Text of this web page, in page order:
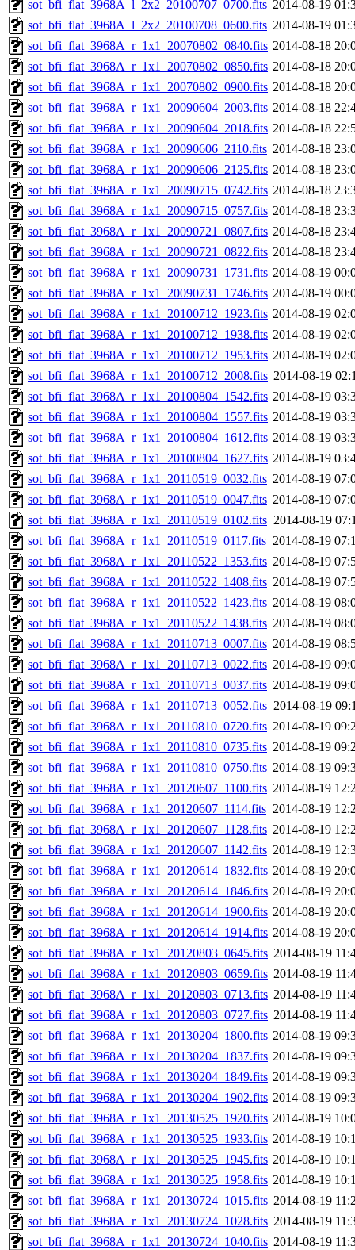
sot_bfi_flat_3968A_l_2x2_20100707_0700.fits 2014-08-19
sot_bfi_flat_3968A_l_2x2_20100708_0600.fits 2014-08-19
sot_bfi_flat_3968A_r_1x1_20070802_0840.fits 2014-08-18
sot_bfi_flat_3968A_r_1x1_20070802_0850.fits 2014-08-18
sot_bfi_flat_3968A_r_1x1_20070802_0900.fits 2014-08-18
sot_bfi_flat_3968A_r_1x1_20090604_2003.fits 2014-08-18
sot_bfi_flat_3968A_r_1x1_20090604_2018.fits 2014-08-18
sot_bfi_flat_3968A_r_1x1_20090606_2110.fits 2014-08-18
sot_bfi_flat_3968A_r_1x1_20090606_2125.fits 2014-08-18
sot_bfi_flat_3968A_r_1x1_20090715_0742.fits 2014-08-18
sot_bfi_flat_3968A_r_1x1_20090715_0757.fits 2014-08-18
sot_bfi_flat_3968A_r_1x1_20090721_0807.fits 2014-08-18
sot_bfi_flat_3968A_r_1x1_20090721_0822.fits 2014-08-18
sot_bfi_flat_3968A_r_1x1_20090731_1731.fits 2014-08-19
sot_bfi_flat_3968A_r_1x1_20090731_1746.fits 2014-08-19
sot_bfi_flat_3968A_r_1x1_20100712_1923.fits 2014-08-19
sot_bfi_flat_3968A_r_1x1_20100712_1938.fits 2014-08-19
sot_bfi_flat_3968A_r_1x1_20100712_1953.fits 2014-08-19
sot_bfi_flat_3968A_r_1x1_20100712_2008.fits 2014-08-19
sot_bfi_flat_3968A_r_1x1_20100804_1542.fits 2014-08-19
sot_bfi_flat_3968A_r_1x1_20100804_1557.fits 2014-08-19
sot_bfi_flat_3968A_r_1x1_20100804_1612.fits 2014-08-19
sot_bfi_flat_3968A_r_1x1_20100804_1627.fits 2014-08-19
sot_bfi_flat_3968A_r_1x1_20110519_0032.fits 2014-08-19
sot_bfi_flat_3968A_r_1x1_20110519_0047.fits 2014-08-19
sot_bfi_flat_3968A_r_1x1_20110519_0102.fits 2014-08-19
sot_bfi_flat_3968A_r_1x1_20110519_0117.fits 2014-08-19
sot_bfi_flat_3968A_r_1x1_20110522_1353.fits 2014-08-19
sot_bfi_flat_3968A_r_1x1_20110522_1408.fits 2014-08-19
sot_bfi_flat_3968A_r_1x1_20110522_1423.fits 2014-08-19
sot_bfi_flat_3968A_r_1x1_20110522_1438.fits 2014-08-19
sot_bfi_flat_3968A_r_1x1_20110713_0007.fits 2014-08-19
sot_bfi_flat_3968A_r_1x1_20110713_0022.fits 2014-08-19
sot_bfi_flat_3968A_r_1x1_20110713_0037.fits 2014-08-19
sot_bfi_flat_3968A_r_1x1_20110713_0052.fits 2014-08-19
sot_bfi_flat_3968A_r_1x1_20110810_0720.fits 2014-08-19
sot_bfi_flat_3968A_r_1x1_20110810_0735.fits 2014-08-19
sot_bfi_flat_3968A_r_1x1_20110810_0750.fits 2014-08-19
sot_bfi_flat_3968A_r_1x1_20120607_1100.fits 2014-08-19
sot_bfi_flat_3968A_r_1x1_20120607_1114.fits 2014-08-19
sot_bfi_flat_3968A_r_1x1_20120607_1128.fits 2014-08-19
sot_bfi_flat_3968A_r_1x1_20120607_1142.fits 2014-08-19
sot_bfi_flat_3968A_r_1x1_20120614_1832.fits 2014-08-19
sot_bfi_flat_3968A_r_1x1_20120614_1846.fits 2014-08-19
sot_bfi_flat_3968A_r_1x1_20120614_1900.fits 2014-08-19
sot_bfi_flat_3968A_r_1x1_20120614_1914.fits 2014-08-19
sot_bfi_flat_3968A_r_1x1_20120803_0645.fits 2014-08-19
sot_bfi_flat_3968A_r_1x1_20120803_0659.fits 2014-08-19
sot_bfi_flat_3968A_r_1x1_20120803_0713.fits 2014-08-19
sot_bfi_flat_3968A_r_1x1_20120803_0727.fits 2014-08-19
sot_bfi_flat_3968A_r_1x1_20130204_1800.fits 2014-08-19
sot_bfi_flat_3968A_r_1x1_20130204_1837.fits 2014-08-19
sot_bfi_flat_3968A_r_1x1_20130204_1849.fits 2014-08-19
sot_bfi_flat_3968A_r_1x1_20130204_1902.fits 2014-08-19
sot_bfi_flat_3968A_r_1x1_20130525_1920.fits 2014-08-19
sot_bfi_flat_3968A_r_1x1_20130525_1933.fits 2014-08-19
sot_bfi_flat_3968A_r_1x1_20130525_1945.fits 2014-08-19
sot_bfi_flat_3968A_r_1x1_20130525_1958.fits 2014-08-19
sot_bfi_flat_3968A_r_1x1_20130724_1015.fits 2014-08-19
sot_bfi_flat_3968A_r_1x1_20130724_1028.fits 2014-08-19
sot_bfi_flat_3968A_r_1x1_20130724_1040.fits 2014-08-19